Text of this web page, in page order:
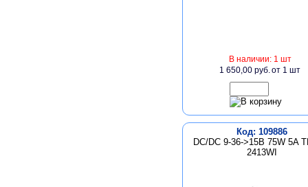
В наличии: 1 шт
1 650,00 руб.от 1 шт
Код: 109886
DC/DC 9-36->15В 75W 5A
2413WI